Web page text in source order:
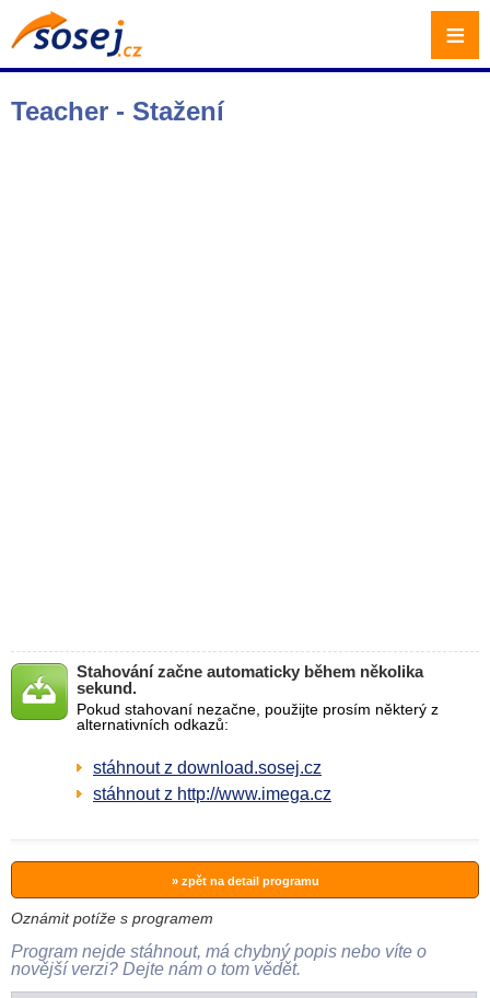
Teacher - Stažení
Stahování začne automaticky během několika
sekund.
Pokud stahovaní nezačne, použijte prosím některý z
alternativních odkazů:
stáhnout z download.sosej.cz
stáhnout z http://www.imega.cz
» zpět na detail programu
Oznámit potíže s programem
Program nejde stáhnout, má chybný popis nebo víte o
novější verzi? Dejte nám o tom vědět.
≡